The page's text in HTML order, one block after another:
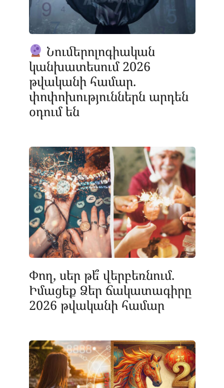
Նումերոլոգիական
կանխատեսում 2026
թվականի համար.
փոփոխություններն արդեն
օդում են
Փող, սեր թե՞ վերբեռնում.
Իմացեք Ձեր ճակատագիրը
2026 թվականի համար